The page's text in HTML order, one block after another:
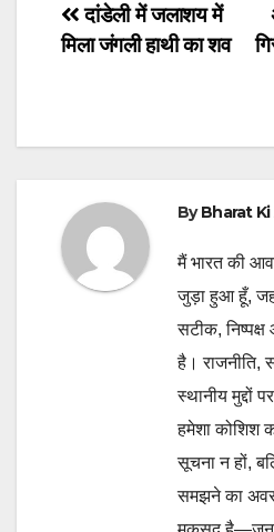
Post
navigation
दांडेली में जलाशय में
मिला जंगली हाथी का शव
ByBharat
मैं भारत की
जुड़ा हुआ हूँ,
सटीक,
है।
स्थानीय मुद्दों
हमेशा कोशिश
सूचना न हों,
समझने का